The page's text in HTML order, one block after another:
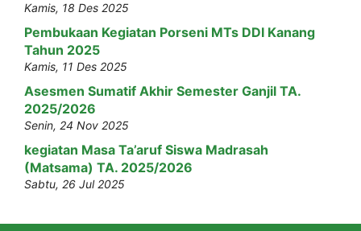
Kamis, 18 Des 2025
Pembukaan Kegiatan Porseni MTs DDI Kanang
Tahun 2025
Kamis, 11 Des 2025
Asesmen Sumatif Akhir Semester Ganjil TA.
2025/2026
Senin, 24 Nov 2025
kegiatan Masa Ta’aruf Siswa Madrasah
(Matsama) TA. 2025/2026
Sabtu, 26 Jul 2025